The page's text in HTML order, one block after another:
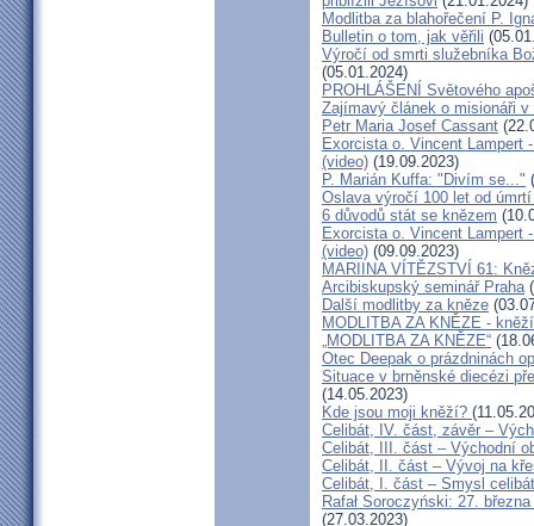
Modlitba za blahořečení P.
Bulletin o tom, jak věřili
Výročí od smrti služebníka
(05.01.2024)
PROHLÁŠENÍ Světového
Zajímavý článek o misionáři v
Petr Maria Josef Cassant
Exorcista o. Vincent Lampert
(video) (19.09.2023)
P. Marián Kuffa: "Divím se..."
Oslava výročí 100 let od
6 důvodů stát se knězem
Exorcista o. Vincent Lampert
(video) (09.09.2023)
MARIINA VÍTĚZSTVÍ 61:
Arcibiskupský seminář Praha
Další modlitby za kněze
MODLITBA ZA KNĚZE -
„MODLITBA ZA KNĚZE“
Otec Deepak o prázdninách
Situace v brněnské diecézi
(14.05.2023)
Kde jsou moji kněží?
Celibát, IV. část, závěr –
Celibát, III. část – Východní
Celibát, II. část – Vývoj na
Celibát, I. část – Smysl
Rafał Soroczyński: 27.
(27.03.2023)